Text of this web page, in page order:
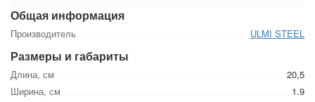
Общая информация
Производитель ULMI STEEL
Размеры и габариты
Длина, см
20,5
Ширина, см
1.9